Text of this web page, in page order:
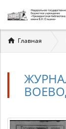
Вы
здесь
Главная